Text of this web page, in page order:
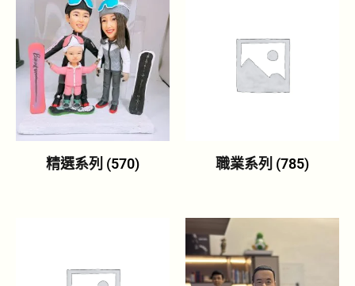
精選系列 (570) 職業系列 (785)